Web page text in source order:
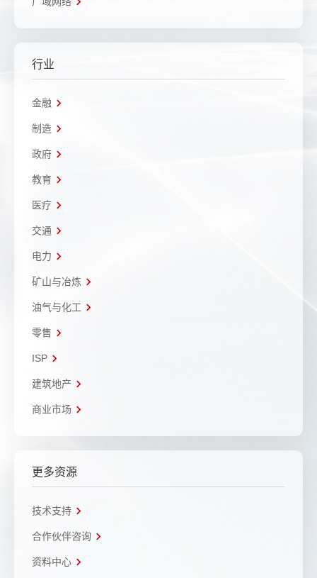
行业
金融
制造
政府
教育
医疗
交通
电力
矿山与冶炼
油气与化工
零售
ISP
建筑地产
商业市场
更多资源
技术支持
合作伙伴咨询
资料中心